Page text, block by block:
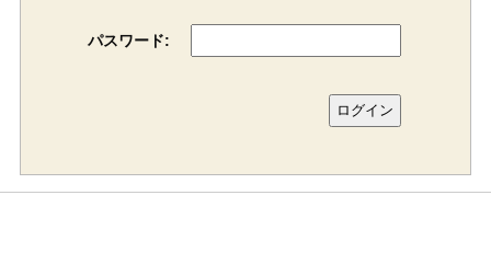
パスワード: